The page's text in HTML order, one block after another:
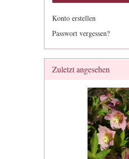
Konto erstellen
Passwort vergessen?
Zuletzt angesehen